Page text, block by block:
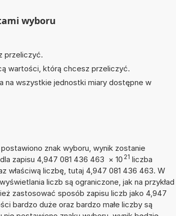
wyboru
przeliczyć.
wartości, którą chcesz przeliczyć.
na wszystkie jednostki miary dostępne w
znak wyboru, wynik zostanie
zapisu 4,947 081 436 463 × 10 21 liczba
właściwą liczbę, tutaj 4,947 081 436 463. W
liczb są ograniczone, jak na przykład
zastosować sposób zapisu liczb jako 4,947
bardzo duże oraz bardzo małe liczby są